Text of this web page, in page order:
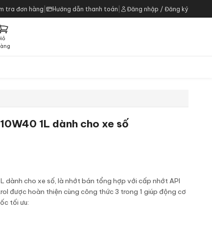
tra đơn hàng Hướng dẫn thanh toán Đăng nhập / Đăng ký
1L dành cho xe số
dành cho xe số, là nhớt bán tổng hợp với cấp nhớt API
được hoàn thiện cùng công thức 3 trong 1 giúp động cơ
tối ưu: